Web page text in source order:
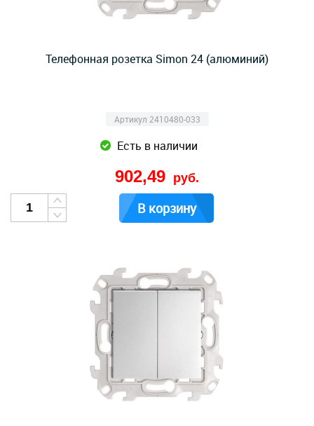
Телефонная розетка Simon 24 (алюминий)
Артикул 2410480-033
Есть в наличии
902,49 руб.
В корзину